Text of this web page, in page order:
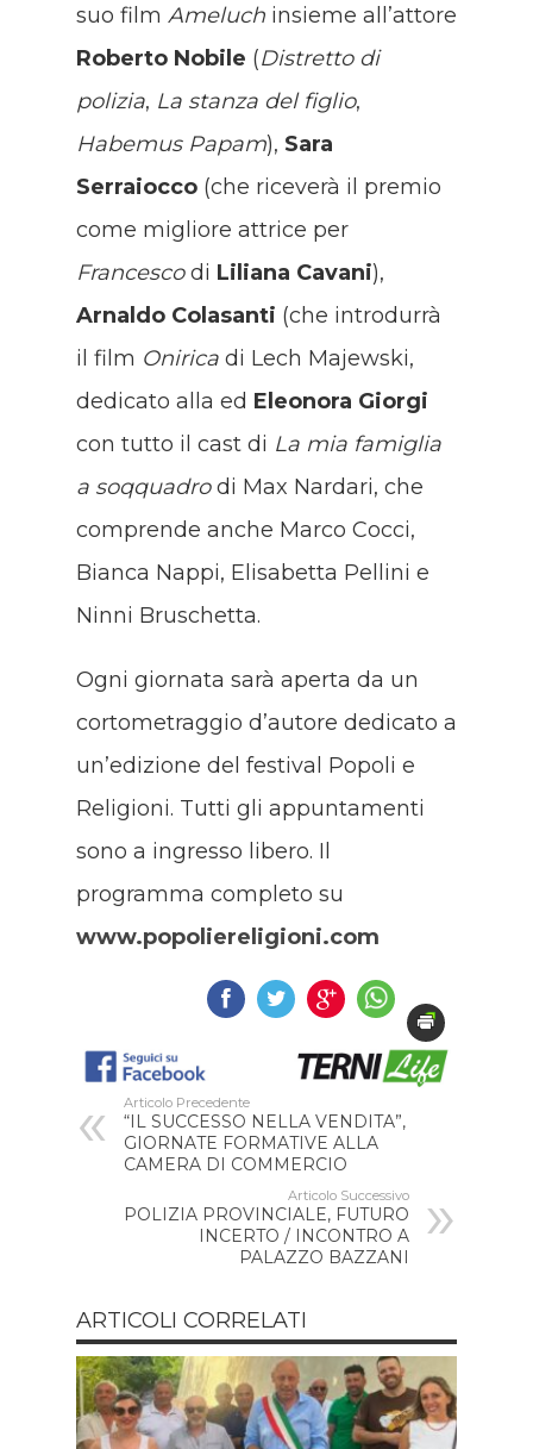
suo film Ameluch insieme all’attore
Roberto Nobile (Distretto di
polizia, La stanza del figlio,
Habemus Papam), Sara
Serraiocco (che riceverà il premio
come migliore attrice per
Francescodi Liliana Cavani),
Arnaldo Colasanti (che introdurrà
il film Onirica di Lech Majewski,
dedicato alla ed Eleonora Giorgi
con tutto il cast di La mia famiglia
a soqquadrodi Max Nardari, che
comprende anche Marco Cocci,
Bianca Nappi, Elisabetta Pellini e
Ninni Bruschetta.
Ogni giornata sarà aperta da un
cortometraggio d’autore dedicato a
un’edizione del festival Popoli e
Religioni. Tutti gli appuntamenti
sono a ingresso libero. Il
programma completo su
www.popoliereligioni.com
Articolo Precedente
“IL SUCCESSO NELLA VENDITA”,
GIORNATE FORMATIVE ALLA
CAMERA DI COMMERCIO
Articolo Successivo
POLIZIA PROVINCIALE, FUTURO
INCERTO / INCONTRO A
PALAZZO BAZZANI
ARTICOLI CORRELATI